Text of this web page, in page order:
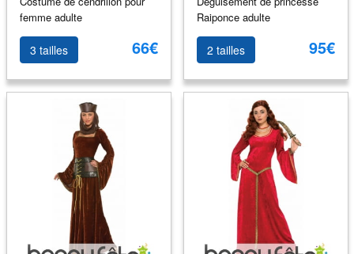
femme adulte
3 tailles 66€
Raiponce adulte
2 tailles 95€